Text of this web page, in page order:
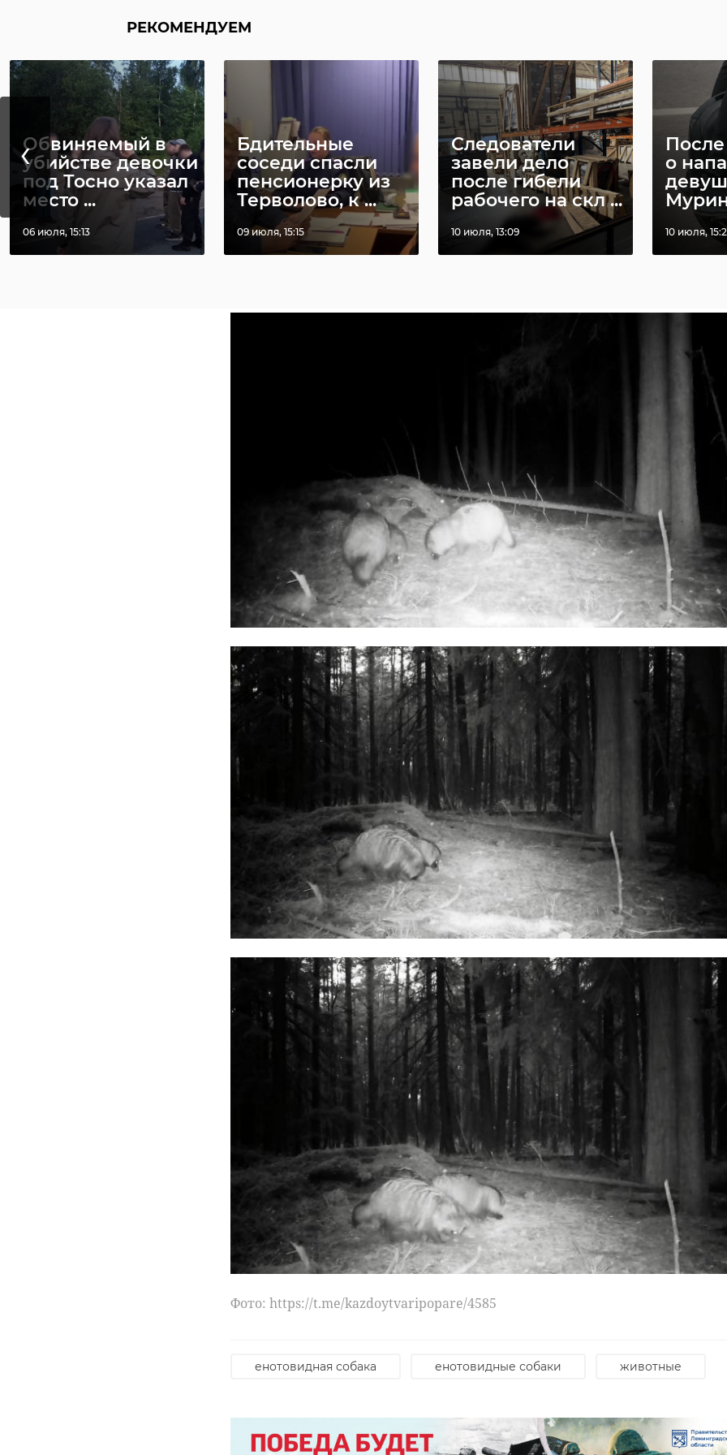
РЕКОМЕНДУЕМ
Обвиняемый в
убийстве девочки
под Тосно указал
место ...
06 июля, 15:13
Бдительные
соседи спасли
пенсионерку из
Терволово, к ...
09 июля, 15:15
Следователи
завели дело
после гибели
рабочего на скл ...
10 июля, 13:09
о
10 июля,
‹
Фото: https://t.me/kazdoytvaripopare/4585
енотовидная собака енотовидные собаки животные
выступать на соревнованиях в южных регионах страны, другие
ожидаемым событием. Прошлогодние соревнования собрали сильный
росту популярности класса в России.
«ЛАДОГА ФЕСТ» традиционно дал
старт яхтенной регате «Большая
Ладога»
Из бухты Владимировская в Приозерском районе вышли 7 парусных судов. Наш
корреспондент стал свидетелем событий.